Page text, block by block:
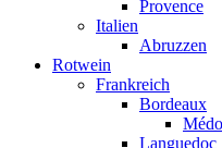
Provence
Italien
Abruzzen
Rotwein
Frankreich
Bordeaux
Languedoc